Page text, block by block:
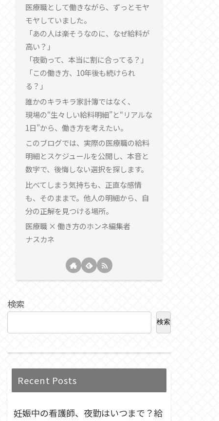
医療職として働きながら、ずっとモヤ
モヤしていました。
「あの人は楽そうなのに、なぜ給料が
高い？」
「夜勤って、本当に割に合ってる？」
「この働き方、10年後も続けられ
る？」
誰かのキラキラ家計簿ではなく、
現場の“生々しい給料明細”と“リアルな
1日”から、働き方を考えたい。
このブログでは、実際の医療職の給料
明細とスケジュールを公開し、本音と
数字で、後悔しない選択を探します。
比べてしまう気持ちも、正直な感情
も、そのままで。他人の明細から、自
分の正解を見つける場所。
医療職 × 働き方のホンネ編集者
ナスカネ
検索
検索
Recent Posts
妊娠中の看護師、夜勤はいつまで？給